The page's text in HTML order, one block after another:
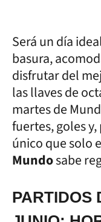
Será un día
basura,
disfrutar del
las llaves de
martes de
fuertes, goles
único que solo
Mundosabe
PARTIDOS